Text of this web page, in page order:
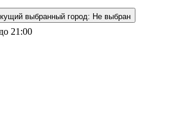
выбранный город: Не выбран
21:00